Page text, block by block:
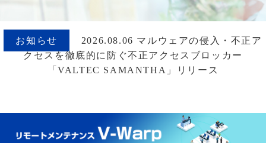
お知らせ
2026.08.06 マルウェアの侵入・不正ア
クセスを徹底的に防ぐ不正アクセスブロッカー
「VALTEC SAMANTHA」リリース